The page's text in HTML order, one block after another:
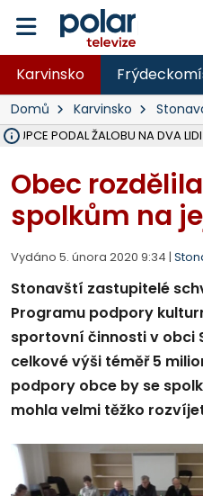
Karvinsko
Domů Karvinsko
PODAL ŽALOBU NA DVA
Obec
spolkům na
Vydáno 5. února 2020 9:34 |
Stonavští zastupitelé
Programu podpory
sportovní činnosti v obci
celkové výši téměř 5
podpory obce by se
mohla velmi těžko